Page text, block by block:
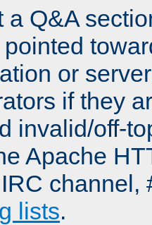
a Q&A
or
if they
invalid/off-
Apache
channel,
lists.